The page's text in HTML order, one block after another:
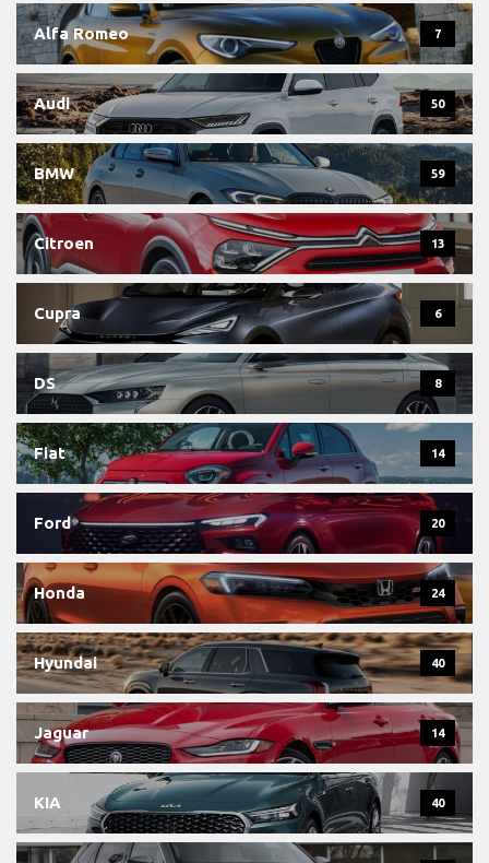
Alfa Romeo 7
Audi 50
BMW 59
Citroen 13
Cupra 6
DS 8
Fiat 14
Ford 20
Honda 24
Hyundai 40
Jaguar 14
KIA 40